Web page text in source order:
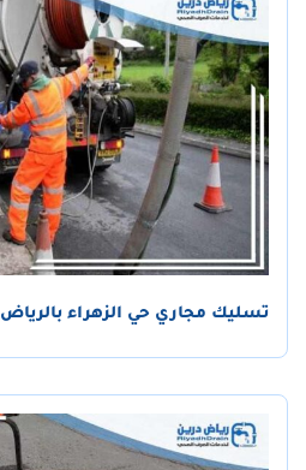
تسليك مجاري حي الزهراء بالرياض